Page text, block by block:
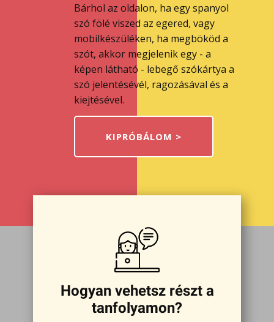
Bárhol az oldalon, ha egy spanyol
szó fölé viszed az egered, vagy
mobilkészüléken, ha megbököd a
szót, akkor megjelenik egy - a
képen látható - lebegő szókártya a
szó jelentésévél, ragozásával és a
kiejtésével.
KIPRÓBÁLOM >
Hogyan vehetsz részt a
tanfolyamon?